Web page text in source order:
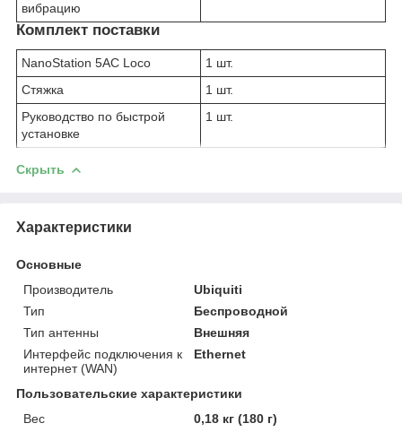
вибрацию
Комплект поставки
NanoStation 5AC Loco
1 шт.
Стяжка
1 шт.
Руководство по быстрой
установке
1 шт.
Скрыть
Характеристики
Основные
Производитель
Ubiquiti
Тип
Беспроводной
Тип антенны
Внешняя
Интерфейс подключения к
интернет (WAN)
Ethernet
Пользовательские характеристики
Вес
0,18 кг (180 г)